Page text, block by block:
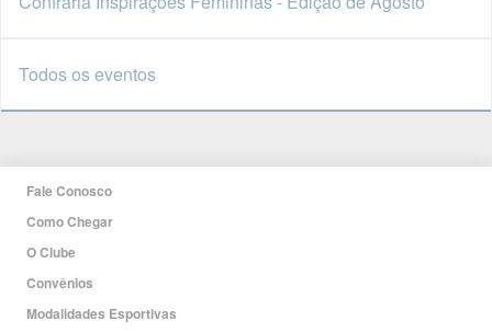
Todos os eventos
Fale Conosco
Como Chegar
O Clube
Convênios
Modalidades Esportivas